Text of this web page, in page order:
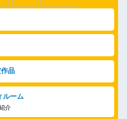
品
ルーム
介